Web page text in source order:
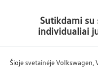
Nauji
AtgalSutikdami su
individualiai
Šioje svetainėje Volkswagen,